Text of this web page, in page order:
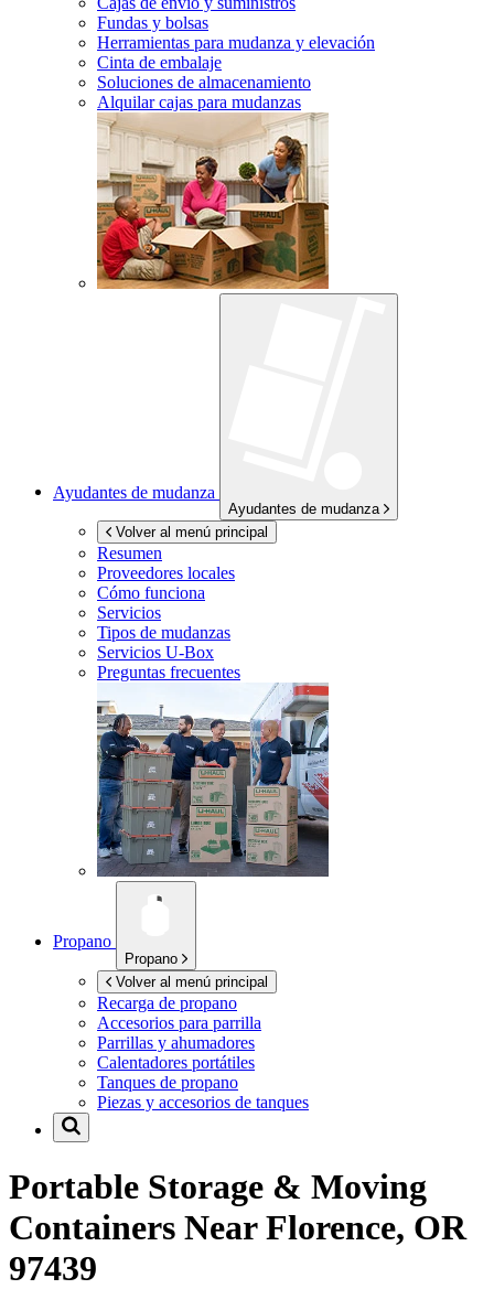
Fundas y bolsas
Herramientas para mudanza y elevación
Cinta de embalaje
Soluciones de almacenamiento
Alquilar cajas para mudanzas
Ayudantes de mudanza
Ayudantes de mudanza
Volver al menú principal
Resumen
Proveedores locales
Cómo funciona
Servicios
Tipos de mudanzas
Servicios U-Box
Preguntas frecuentes
Propano
Propano
Volver al menú principal
Recarga de propano
Accesorios para parrilla
Parrillas y ahumadores
Calentadores portátiles
Tanques de propano
Piezas y accesorios de tanques
Portable Storage & Moving
Containers NearFlorence, OR
97439